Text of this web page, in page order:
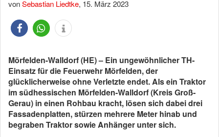
vonSebastian Liedtke, 15. März 2023
Mörfelden-Walldorf (HE) – Ein ungewöhnlicher TH-
Einsatz für die Feuerwehr Mörfelden, der
glücklicherweise ohne Verletzte endet. Als ein Traktor
im südhessischen Mörfelden-Walldorf (Kreis Groß-
Gerau) in einen Rohbau kracht, lösen sich dabei drei
Fassadenplatten, stürzen mehrere Meter hinab und
begraben Traktor sowie Anhänger unter sich.